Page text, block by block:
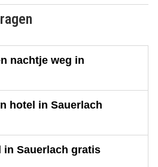
nachtje weg in
hotel in Sauerlach
in Sauerlach gratis